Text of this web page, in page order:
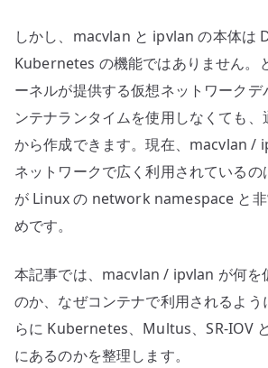
想
化
か
ら
CNI
ま
で
理
る
へ
の
しかし、macvlan と ipvlan の本体は
Kubernetes の機能ではありません。
ーネルが提供する仮想ネットワークデ
ンテナランタイムを使用しなくても
から作成できます。現在、macvlan /
ネットワークで広く利用されている
が Linux の network namespace と非
めです。
本記事では、macvlan / ipvlan が何を
のか、なぜコンテナで利用されるよう
らに Kubernetes、Multus、SR-IOV
にあるのかを整理します。